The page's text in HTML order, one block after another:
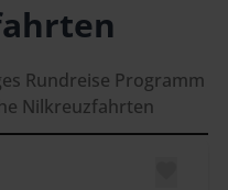
Rundreise Programm
Nilkreuzfahrten